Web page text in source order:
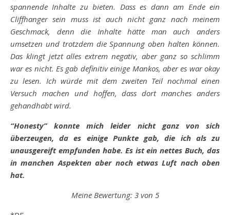
spannende Inhalte zu bieten. Dass es dann am Ende ein
Cliffhanger sein muss ist auch nicht ganz nach meinem
Geschmack, denn die Inhalte hätte man auch anders
umsetzen und trotzdem die Spannung oben halten können.
Das klingt jetzt alles extrem negativ, aber ganz so schlimm
war es nicht. Es gab definitiv einige Mankos, aber es war okay
zu lesen. Ich würde mit dem zweiten Teil nochmal einen
Versuch machen und hoffen, dass dort manches anders
gehandhabt wird.
“Honesty” konnte mich leider nicht ganz von sich
überzeugen, da es einige Punkte gab, die ich als zu
unausgereift empfunden habe. Es ist ein nettes Buch, das
in manchen Aspekten aber noch etwas Luft nach oben
hat.
Meine Bewertung: 3 von 5